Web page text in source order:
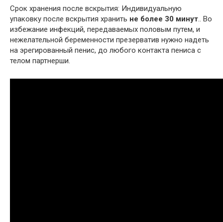
Срок хранения после вскрытия: Индивидуальную
упаковку после вскрытия хранить не более 30 минут.. Во
избежание инфекций, передаваемых половым путем, и
нежелательной беременности презерватив нужно надеть
на эрегированный пенис, до любого контакта пениса с
телом партнерши.